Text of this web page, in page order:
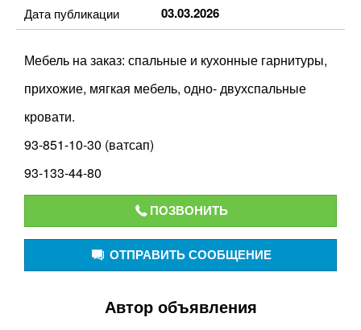
Дата публикации 03.03.2026
Мебель на заказ: спальные и кухонные гарнитуры,
прихожие, мягкая мебель, одно- двухспальные
кровати.
93-851-10-30 (ватсап)
93-133-44-80
ПОЗВОНИТЬ
ОТПРАВИТЬ СООБЩЕНИЕ
Автор объявления